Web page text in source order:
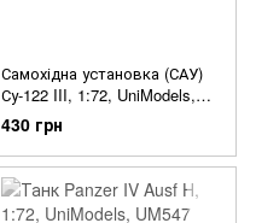
Самохідна установка (САУ)
Су-122 III, 1:72, UniModels,
UM392 (Збірна модель)
430 грн